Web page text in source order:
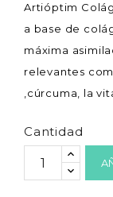
Artióptim
a base de
máxima
relevantes
,cúrcuma, la
Cantidad